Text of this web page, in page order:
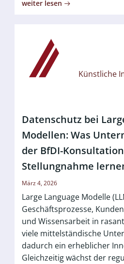
weiter lesen
Künstliche
Datenschutz bei
Modellen: Was
der BfDI-
Stellungnahme
März 4, 2026
Large Language Modelle
Geschäftsprozesse,
und Wissensarbeit in
viele mittelständische
dadurch ein erheblicher
Gleichzeitig wächst der